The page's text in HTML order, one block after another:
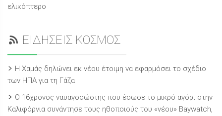
ελικόπτερο
ΕΙΔΗΣΕΙΣ ΚΟΣΜΟΣ
Η Χαμάς δηλώνει εκ νέου έτοιμη να εφαρμόσει το σχέδιο
των ΗΠΑ για τη Γάζα
Ο 16χρονος ναυαγοσώστης που έσωσε το μικρό αγόρι στην
Καλιφόρνια συνάντησε τους ηθοποιούς του «νέου» Baywatch,